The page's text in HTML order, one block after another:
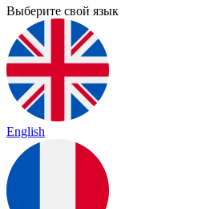
Выберите свой язык
English